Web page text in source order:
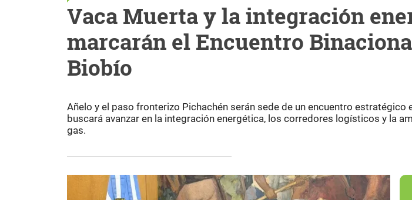
Vaca Muerta y la integración
marcarán el Encuentro
Biobío
Añelo y el paso fronterizo Pichachén serán sede de un encuentro estratégico
buscará avanzar en la integración energética, los corredores logísticos y la
gas.